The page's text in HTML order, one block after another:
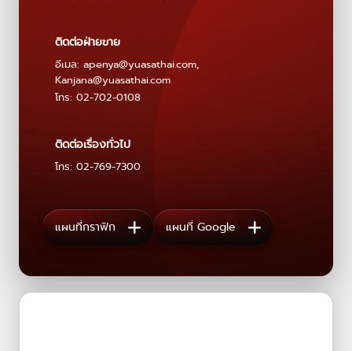
ติดต่อฝ่ายขาย
อีเมล: apenya@yuasathai.com,
Kanjana@yuasathai.com
โทร: 02-702-0108
ติดต่อเรื่องทั่วไป
โทร: 02-769-7300
แผนที่กราฟิก แผนที่ Google